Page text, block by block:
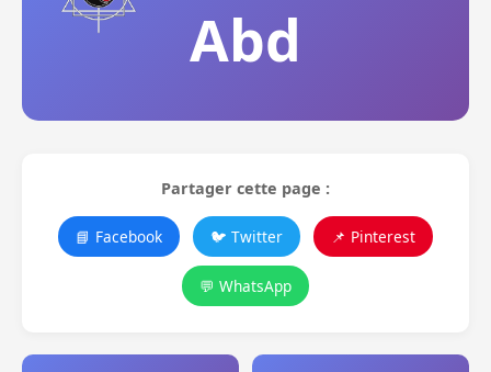
Abd
Partager cette page :
📘 Facebook 🐦 Twitter 📌 Pinterest
💬 WhatsApp